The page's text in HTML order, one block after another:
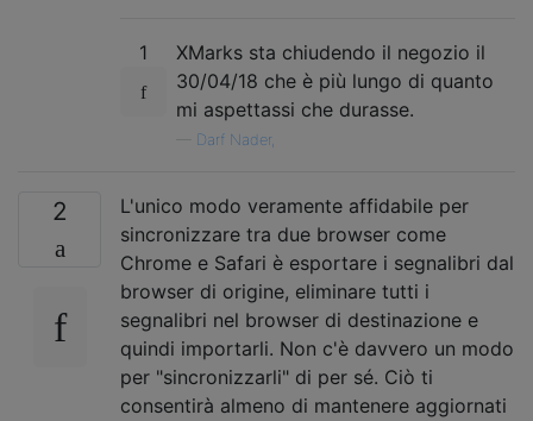
1
XMarks sta chiudendo il negozio il
30/04/18 che è più lungo di quanto
mi aspettassi che durasse.
Darf Nader,
2
L'unico modo veramente affidabile per
sincronizzare tra due browser come
Chrome e Safari è esportare i segnalibri dal
browser di origine, eliminare tutti i
segnalibri nel browser di destinazione e
quindi importarli. Non c'è davvero un modo
per "sincronizzarli" di per sé. Ciò ti
consentirà almeno di mantenere aggiornati